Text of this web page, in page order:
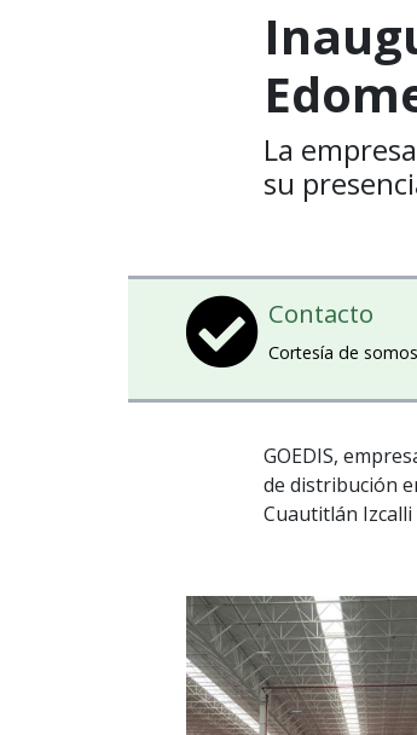
La
su
Contacto
Cortesía de
GOEDIS,
de distribución
Cuautitlán